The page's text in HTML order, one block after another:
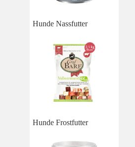
Hunde Nassfutter
Hunde Frostfutter